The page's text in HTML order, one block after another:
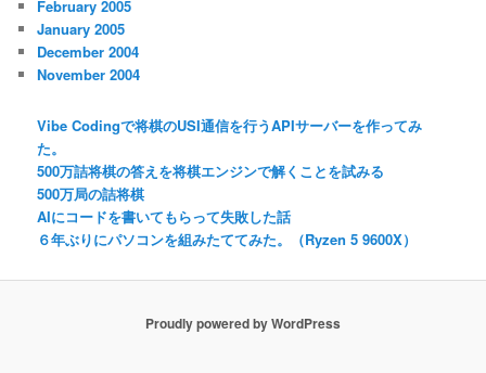
February 2005
January 2005
December 2004
November 2004
Vibe Codingで将棋のUSI通信を行うAPIサーバーを作ってみ
た。
500万詰将棋の答えを将棋エンジンで解くことを試みる
500万局の詰将棋
AIにコードを書いてもらって失敗した話
６年ぶりにパソコンを組みたててみた。（Ryzen 5 9600X）
Proudly powered by WordPress